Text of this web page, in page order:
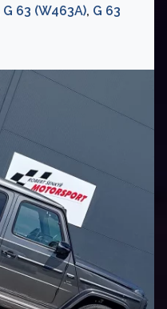
G 63 (W463A), G 63